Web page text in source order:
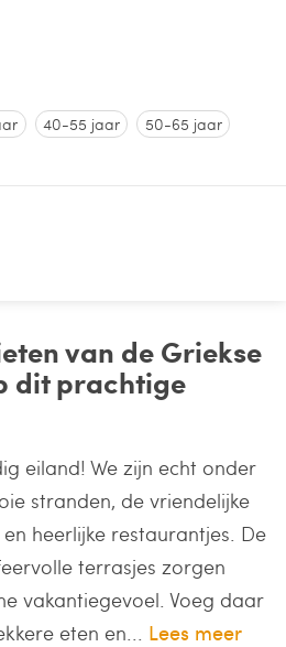
40-55 jaar
50-65 jaar
van de Griekse
dit prachtige
eiland! We zijn echt onder
stranden, de vriendelijke
heerlijke restaurantjes. De
terrasjes zorgen
vakantiegevoel. Voeg daar
eten en... Lees meer